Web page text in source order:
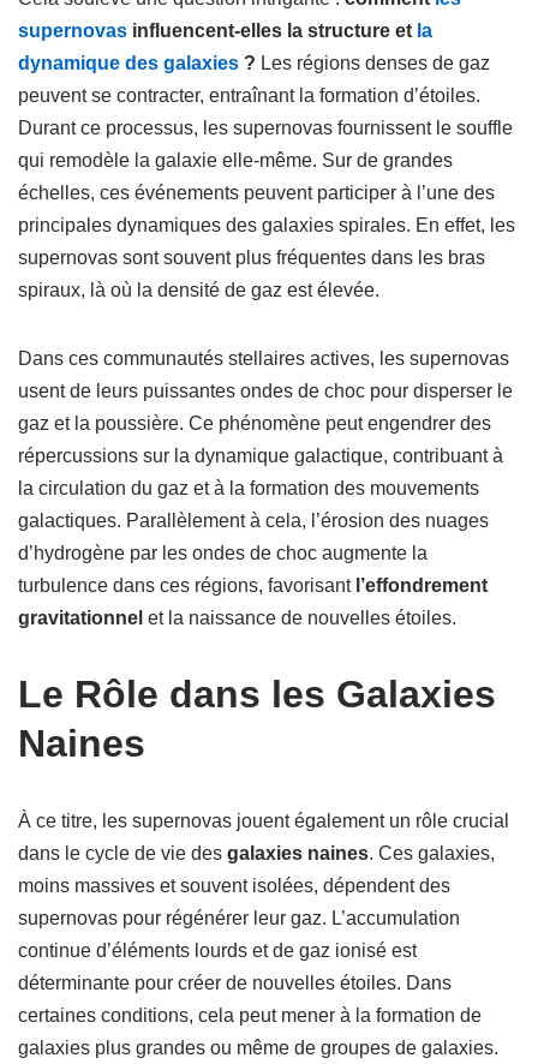
supernovas influencent-elles la structure et la
dynamique des galaxies ? Les régions denses de gaz
peuvent se contracter, entraînant la formation d’étoiles.
Durant ce processus, les supernovas fournissent le souffle
qui remodèle la galaxie elle-même. Sur de grandes
échelles, ces événements peuvent participer à l’une des
principales dynamiques des galaxies spirales. En effet, les
supernovas sont souvent plus fréquentes dans les bras
spiraux, là où la densité de gaz est élevée.
Dans ces communautés stellaires actives, les supernovas
usent de leurs puissantes ondes de choc pour disperser le
gaz et la poussière. Ce phénomène peut engendrer des
répercussions sur la dynamique galactique, contribuant à
la circulation du gaz et à la formation des mouvements
galactiques. Parallèlement à cela, l’érosion des nuages
d’hydrogène par les ondes de choc augmente la
turbulence dans ces régions, favorisant l’effondrement
gravitationnel et la naissance de nouvelles étoiles.
Le Rôle dans les Galaxies
Naines
À ce titre, les supernovas jouent également un rôle crucial
dans le cycle de vie des galaxies naines. Ces galaxies,
moins massives et souvent isolées, dépendent des
supernovas pour régénérer leur gaz. L’accumulation
continue d’éléments lourds et de gaz ionisé est
déterminante pour créer de nouvelles étoiles. Dans
certaines conditions, cela peut mener à la formation de
galaxies plus grandes ou même de groupes de galaxies.